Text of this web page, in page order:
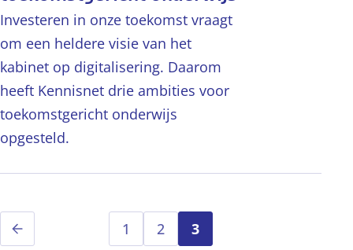
Investeren in onze toekomst vraagt
om een heldere visie van het
kabinet op digitalisering. Daarom
heeft Kennisnet drie ambities voor
toekomstgericht onderwijs
opgesteld.
Vorige
1 2 3